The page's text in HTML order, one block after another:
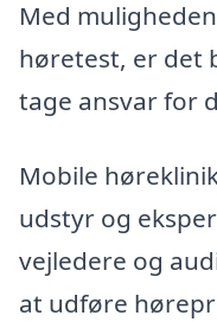
Med
høretest, er det
tage ansvar for
Mobile
udstyr og
vejledere og
at udføre